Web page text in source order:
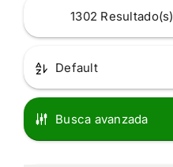
1302 Resultado(s)
Default
Busca avanzada